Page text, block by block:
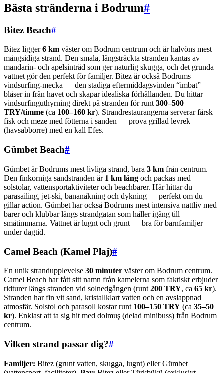
Bästa stränderna i Bodrum#
Bitez Beach#
Bitez ligger6 km väster om Bodrum centrum och är halvöns mest
mångsidiga strand. Den smala, långsträckta stranden kantas av
mandarin- och apelsinträd som ger naturlig skugga, och det grunda
vattnet gör den perfekt för familjer. Bitez är också Bodrums
vindsurfing-mecka — den stadiga eftermiddagsvinden “imbat”
blåser in från havet och skapar idealiska förhållanden. Du hittar
vindsurfinguthyrning direkt på stranden för runt 300–500
TRY/timme (ca 100–160 kr). Strandrestaurangerna serverar färsk
fisk och meze med fötterna i sanden — prova grillad levrek
(havsabborre) med en kall Efes.
Gümbet Beach#
Gümbet är Bodrums mest livliga strand, bara 3 km från centrum.
Den finkorniga sandstranden är 1 km lång och packas med
solstolar, vattensportaktiviteter och beachbarer. Här hittar du
parasailing, jet-ski, bananåkning och dykning — perfekt om du
gillar action. Gümbet har också Bodrums mest intensiva nattliv med
barer och klubbar längs strandgatan som håller igång till
småtimmarna. Vattnet är lugnt och grunt — bra för barnfamiljer
under dagtid.
Camel Beach (Kamel Plaj)#
En unik strandupplevelse 30 minuter väster om Bodrum centrum.
Camel Beach har fått sitt namn från kamelerna som faktiskt erbjuder
ridturer längs stranden vid solnedgången (runt 200 TRY, ca 65 kr).
Stranden har fin vit sand, kristallklart vatten och en avslappnad
atmosfär. Solstol och parasoll kostar runt 100–150 TRY (ca 35–50
kr). Enklast att ta sig hit med dolmuş (delad minibuss) från Bodrum
centrum.
Vilken strand passar dig?#
Familjer: Bitez (grunt vatten, skugga, lugnt) eller Gümbet